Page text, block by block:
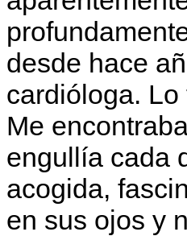
desde hace
cardióloga.
Me
engullía cada
acogida,
en sus ojos y